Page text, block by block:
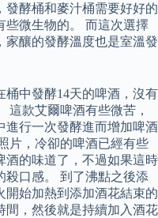
發酵桶和麥汁桶需要好好的
些微生物的。 而這次選擇
家釀的發酵溫度也是室溫發
桶中發酵14天的啤酒，沒有
這款艾爾啤酒有些微苦，
進行一次發酵進而增加啤酒
片，冷卻的啤酒已經有些
酒的味道了，不過如果這時
殺口感。 到了沸點之後添
開始加熱到添加酒花結束的
間，然後就是持續加入酒花